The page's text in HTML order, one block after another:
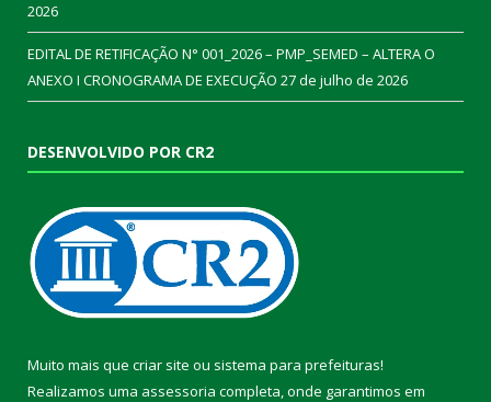
2026
EDITAL DE RETIFICAÇÃO N° 001_2026 – PMP_SEMED – ALTERA O
ANEXO I CRONOGRAMA DE EXECUÇÃO 27 de julho de 2026
DESENVOLVIDO POR CR2
Muito mais que criar site ou sistema para prefeituras!
Realizamos uma assessoria completa, onde garantimos em